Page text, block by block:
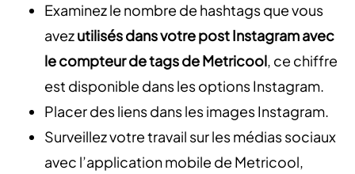
Examinez le nombre de hashtags que vous
avezutilisés dans votre post Instagram avec
le compteur de tags de Metricool, ce chiffre
est disponible dans les options Instagram.
Placer des liens dans les images Instagram.
Surveillez votre travail sur les médias sociaux
avec l’application mobile de Metricool,